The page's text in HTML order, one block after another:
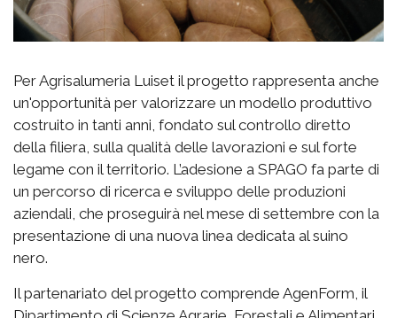
Per Agrisalumeria Luiset il progetto rappresenta anche
un'opportunità per valorizzare un modello produttivo
costruito in tanti anni, fondato sul controllo diretto
della filiera, sulla qualità delle lavorazioni e sul forte
legame con il territorio. L’adesione a SPAGO fa parte di
un percorso di ricerca e sviluppo delle produzioni
aziendali, che proseguirà nel mese di settembre con la
presentazione di una nuova linea dedicata al suino
nero.
Il partenariato del progetto comprende AgenForm, il